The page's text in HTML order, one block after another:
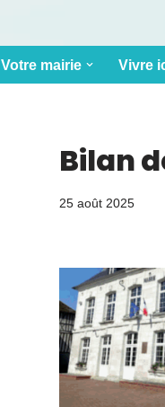
Votre mairie Vivre
Bilan
25 août 2025